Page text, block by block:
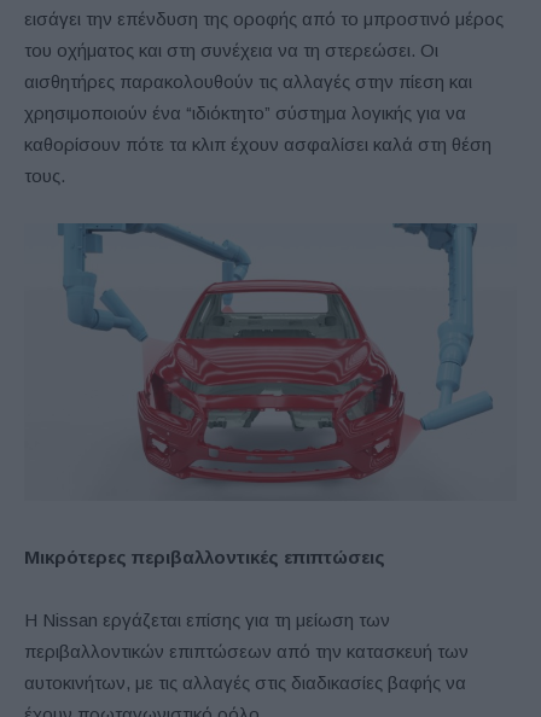
εισάγει την επένδυση της οροφής από το μπροστινό μέρος
του οχήματος και στη συνέχεια να τη στερεώσει. Οι
αισθητήρες παρακολουθούν τις αλλαγές στην πίεση και
χρησιμοποιούν ένα “ιδιόκτητο” σύστημα λογικής για να
καθορίσουν πότε τα κλιπ έχουν ασφαλίσει καλά στη θέση
τους.
Μικρότερες περιβαλλοντικές επιπτώσεις
Η Nissan εργάζεται επίσης για τη μείωση των
περιβαλλοντικών επιπτώσεων από την κατασκευή των
αυτοκινήτων, με τις αλλαγές στις διαδικασίες βαφής να